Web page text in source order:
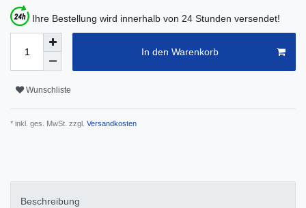
Ihre Bestellung wird innerhalb von 24 Stunden versendet!
In den Warenkorb
Wunschliste
* inkl. ges. MwSt. zzgl. Versandkosten
Beschreibung